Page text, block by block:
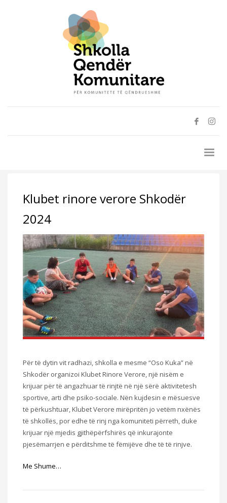
Klubet rinore verore Shkodër
2024
Për të dytin vit radhazi, shkolla e mesme “Oso Kuka” në
Shkodër organizoi Klubet Rinore Verore, një nisëm e
krijuar për të angazhuar të rinjtë në një sërë aktivitetesh
sportive, arti dhe psiko-sociale. Nën kujdesin e mësuesve
të përkushtuar, Klubet Verore mirëpritën jo vetëm nxënës
të shkollës, por edhe të rinj nga komuniteti përreth, duke
krijuar një mjedis gjithëpërfshirës që inkurajonte
pjesëmarrjen e përditshme të fëmijëve dhe të të rinjve.
Me Shume…